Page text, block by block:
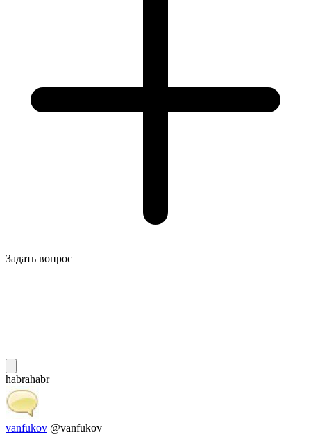
Задать вопрос
habrahabr
vanfukov @vanfukov